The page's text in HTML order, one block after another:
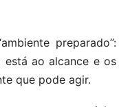
preparado”:
está ao alcance e os
que pode agir.